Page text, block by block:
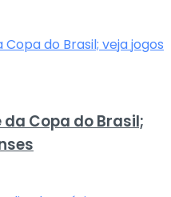
Copa do Brasil;